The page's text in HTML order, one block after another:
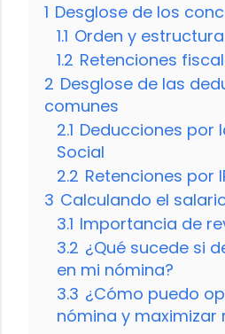
1 Desglose de los
1.1 Orden y
1.2 Retenciones
2 Desglose de las
comunes
2.1 Deducciones por
Social
2.2 Retenciones por
3 Calculando el
3.1 Importancia de
3.2 ¿Qué sucede si
en mi nómina?
3.3 ¿Cómo puedo
nómina y maximizar